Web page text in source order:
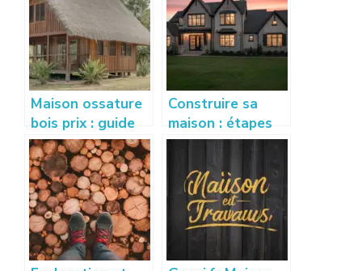
Maison ossature
bois prix : guide
complet pour
estimer votre
budget
Construire sa
maison : étapes
clés et conseils
réussir son projet